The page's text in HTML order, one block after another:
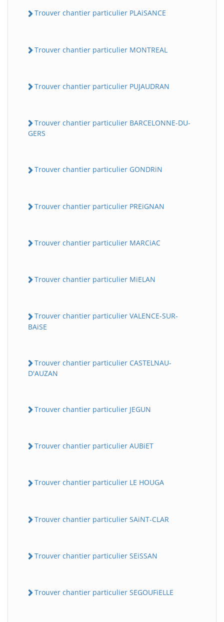
Trouver chantier particulier PLAiSANCE
Trouver chantier particulier MONTREAL
Trouver chantier particulier PUJAUDRAN
Trouver chantier particulier BARCELONNE-DU-
GERS
Trouver chantier particulier GONDRiN
Trouver chantier particulier PREiGNAN
Trouver chantier particulier MARCiAC
Trouver chantier particulier MiELAN
Trouver chantier particulier VALENCE-SUR-
BAiSE
Trouver chantier particulier CASTELNAU-
D'AUZAN
Trouver chantier particulier JEGUN
Trouver chantier particulier AUBiET
Trouver chantier particulier LE HOUGA
Trouver chantier particulier SAiNT-CLAR
Trouver chantier particulier SEiSSAN
Trouver chantier particulier SEGOUFiELLE